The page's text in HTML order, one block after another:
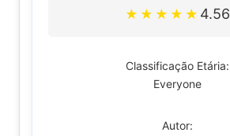
★ ★ ★ ★ ★ 4.56
Classificação Etária:
Everyone
Autor: